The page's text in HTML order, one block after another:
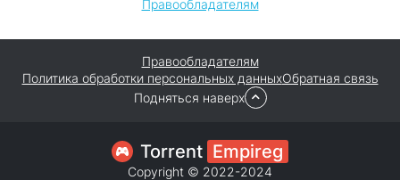
Правообладателям
Правообладателям
Политика обработки персональных данныхОбратная связь
Подняться наверх
Torrent Empireg
Copyright © 2022-2024